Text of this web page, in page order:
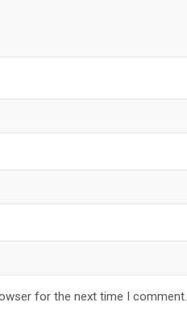
for the next time I comment.